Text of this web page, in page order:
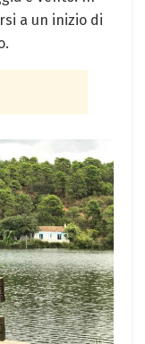
a un inizio di